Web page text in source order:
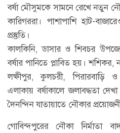
বর্ষা মৌসুমকে সামনে রেখে নতুন
কারিগররা। পাশাপাশি হাট-
প্রস্তুতি।
কালকিনি, ডাসার ও শিবচর
বর্ষার পানিতে প্লাবিত হয়। শশিকর,
লক্ষীপুর, কুলচরী, পিরারবাড়ি
এলাকায় বর্ষাকালে জলাবদ্ধতা
দৈনন্দিন যাতায়াতে নৌকার
গোবিন্দপুরের নৌকা নির্মাতা